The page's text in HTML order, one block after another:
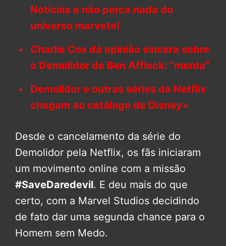
Notícias e não perca nada do
universo marvete!
Charlie Cox dá opinião sincera sobre
o Demolidor de Ben Affleck: “merda”
Demolidor e outras séries da Netflix
chegam ao catálogo da Disney+
Desde o cancelamento da série do
Demolidor pela Netflix, os fãs iniciaram
um movimento online com a missão
#SaveDaredevil. E deu mais do que
certo, com a Marvel Studios decidindo
de fato dar uma segunda chance para o
Homem sem Medo.